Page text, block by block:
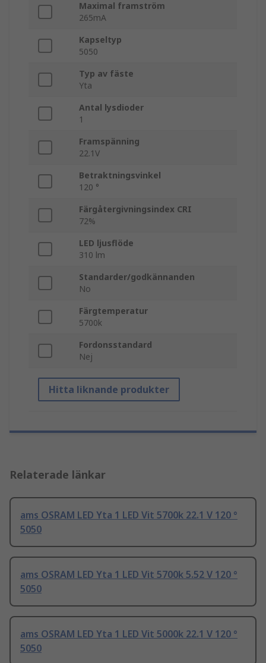
Maximal framström
265mA
Kapseltyp
5050
Typ av fäste
Yta
Antal lysdioder
1
Framspänning
22.1V
Betraktningsvinkel
120 °
Färgåtergivningsindex CRI
72%
LED ljusflöde
310 lm
Standarder/godkännanden
No
Färgtemperatur
5700k
Fordonsstandard
Nej
Hitta liknande produkter
Relaterade länkar
ams OSRAM LED Yta 1 LED Vit 5700k 22.1 V 120 °
5050
ams OSRAM LED Yta 1 LED Vit 5700k 5.52 V 120 °
5050
ams OSRAM LED Yta 1 LED Vit 5000k 22.1 V 120 °
5050